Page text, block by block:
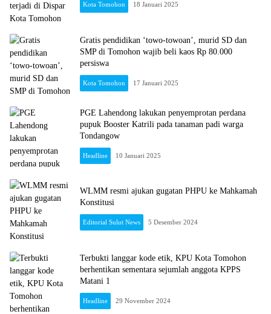
Kota Tomohon 18 Januari 2025
Gratis pendidikan ‘towo-towoan’, murid SD dan
SMP di Tomohon wajib beli kaos Rp 80.000
persiswa
Kota Tomohon 17 Januari 2025
PGE Lahendong lakukan penyemprotan perdana
pupuk Booster Katrili pada tanaman padi warga
Tondangow
Headline 10 Januari 2025
WLMM resmi ajukan gugatan PHPU ke Mahkamah
Konstitusi
Editorial Sulut News 5 Desember 2024
Terbukti langgar kode etik, KPU Kota Tomohon
berhentikan sementara sejumlah anggota KPPS
Matani 1
Headline 29 November 2024